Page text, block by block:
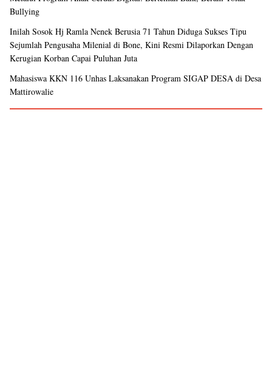
Bullying
Inilah Sosok Hj Ramla Nenek Berusia 71 Tahun Diduga Sukses Tipu
Sejumlah Pengusaha Milenial di Bone, Kini Resmi Dilaporkan Dengan
Kerugian Korban Capai Puluhan Juta
Mahasiswa KKN 116 Unhas Laksanakan Program SIGAP DESA di Desa
Mattirowalie